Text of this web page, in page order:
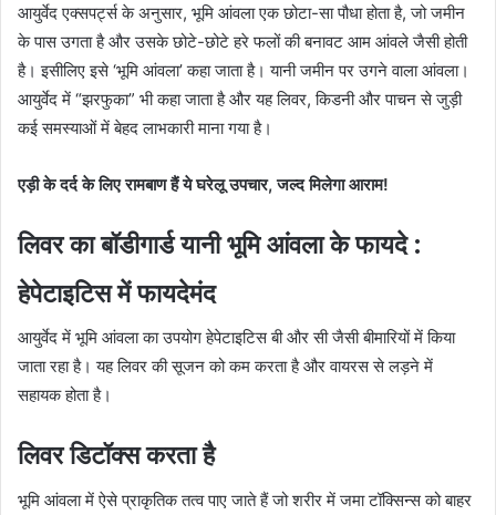
आयुर्वेद एक्सपर्ट्स के अनुसार, भूमि आंवला एक छोटा-सा पौधा होता है, जो जमीन
के पास उगता है और उसके छोटे-छोटे हरे फलों की बनावट आम आंवले जैसी होती
है। इसीलिए इसे ‘भूमि आंवला’ कहा जाता है। यानी जमीन पर उगने वाला आंवला।
आयुर्वेद में “झरफुका” भी कहा जाता है और यह लिवर, किडनी और पाचन से जुड़ी
कई समस्याओं में बेहद लाभकारी माना गया है।
एड़ी के दर्द के लिए रामबाण हैं ये घरेलू उपचार, जल्द मिलेगा आराम!
लिवर का बॉडीगार्ड यानी भूमि आंवला के फायदे :
हेपेटाइटिस में फायदेमंद
आयुर्वेद में भूमि आंवला का उपयोग हेपेटाइटिस बी और सी जैसी बीमारियों में किया
जाता रहा है। यह लिवर की सूजन को कम करता है और वायरस से लड़ने में
सहायक होता है।
लिवर डिटॉक्स करता है
भूमि आंवला में ऐसे प्राकृतिक तत्व पाए जाते हैं जो शरीर में जमा टॉक्सिन्स को बाहर